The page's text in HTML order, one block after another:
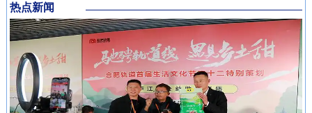
面的扎实成效。近年来，邮储银
行安徽省分行始终将清廉金融文
化建设摆在重要位置，通过常态
化教育、制度完善与持续宣传，
推动廉洁理念内化于心、外化于
的科技企业带来多件实物展品在
中国馆展出，此外，淮南、池州
等地市的老字号、非遗项目也展
示安徽丰富的文化底蕴。进博八
年，安徽从一个“采购者”，努力
色变革，在守护江淮生态屏障的
同时，蹚出了一条生态效益、经
济效益、社会效益共赢的新路
径。作为全国林业大省，安徽现
有国有林场100个，经营总面积
经济“前沿阵地”。合肥大学“智
慧交通”团队正在基础理论、关
键核心技术、人才队伍、产业发
展等方面全面发力，着力支撑合
肥打造综合交通枢纽科技力量。
热点新闻